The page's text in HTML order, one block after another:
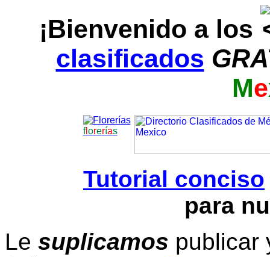
¡Bienvenido a los
clasificados
Me
florerías
Tutorial conciso
para
Le suplicamos publicar